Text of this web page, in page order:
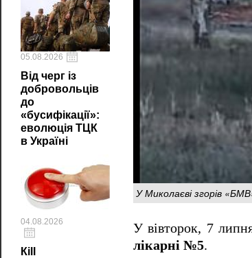
05.08.2026
Від черг із
добровольців
до
«бусифікації»:
еволюція ТЦК
в Україні
04.08.2026
Кill
У Миколаєві згорів
У вівторок, 7
лікарні №5.